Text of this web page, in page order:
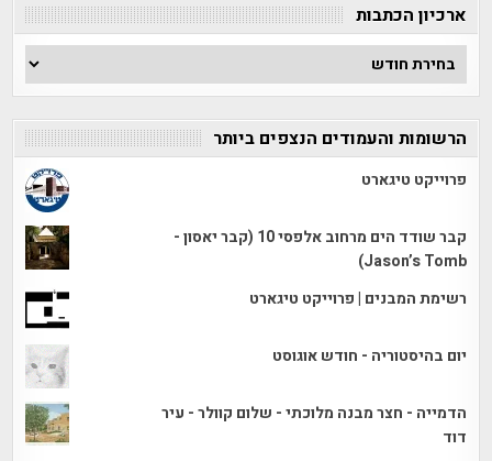
ארכיון הכתבות
ארכיון
הכתבות
הרשומות והעמודים הנצפים ביותר
פרוייקט טיגארט
קבר שודד הים מרחוב אלפסי 10 (קבר יאסון -
Jason’s Tomb)
רשימת המבנים | פרוייקט טיגארט
יום בהיסטוריה - חודש אוגוסט
הדמייה - חצר מבנה מלוכתי - שלום קוולר - עיר
דוד